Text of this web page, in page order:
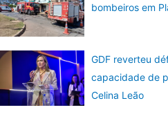
bombeiros em
GDF reverteu
capacidade de
Celina Leão